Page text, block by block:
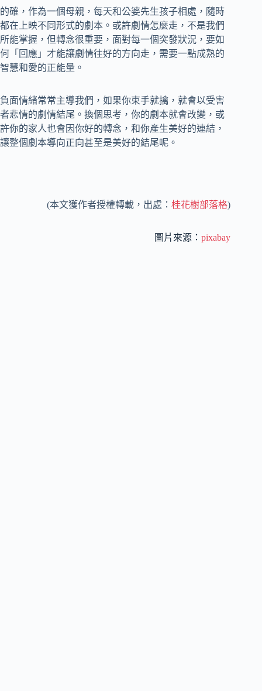
的確，作為一個母親，每天和公婆先生孩子相處，隨時
都在上映不同形式的劇本。或許劇情怎麼走，不是我們
所能掌握，但轉念很重要，面對每一個突發狀況，要如
何「回應」才能讓劇情往好的方向走，需要一點成熟的
智慧和愛的正能量。
負面情緒常常主導我們，如果你束手就擒，就會以受害
者悲情的劇情結尾。換個思考，你的劇本就會改變，或
許你的家人也會因你好的轉念，和你產生美好的連結，
讓整個劇本導向正向甚至是美好的結尾呢。
(本文獲作者授權轉載，出處：桂花樹部落格)
圖片來源：pixabay